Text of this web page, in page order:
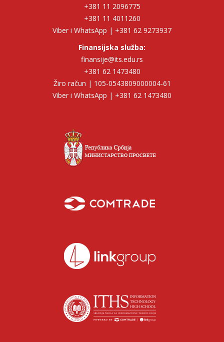
+381 11 2096775
+381 11 4011260
Viber i WhatsApp | +381 62 9273937
Finansijska služba:
finansije@its.edu.rs
+381 62 1473480
Žiro račun | 105-0543809000004-61
Viber i WhatsApp | +381 62 1473480